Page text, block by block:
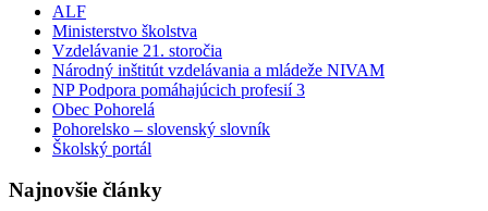
ALF
Ministerstvo školstva
Vzdelávanie 21. storočia
Národný inštitút vzdelávania a mládeže NIVAM
NP Podpora pomáhajúcich profesií 3
Obec Pohorelá
Pohorelsko – slovenský slovník
Školský portál
Najnovšie články